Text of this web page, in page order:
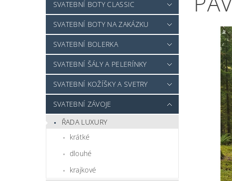
SVATEBNÍ BOTY CLASSIC
SVATEBNÍ BOTY NA ZAKÁZKU
SVATEBNÍ BOLERKA
SVATEBNÍ ŠÁLY A PELERÍNKY
SVATEBNÍ KOŽÍŠKY A SVETRY
SVATEBNÍ ZÁVOJE
ŘADA LUXURY
krátké
dlouhé
krajkové